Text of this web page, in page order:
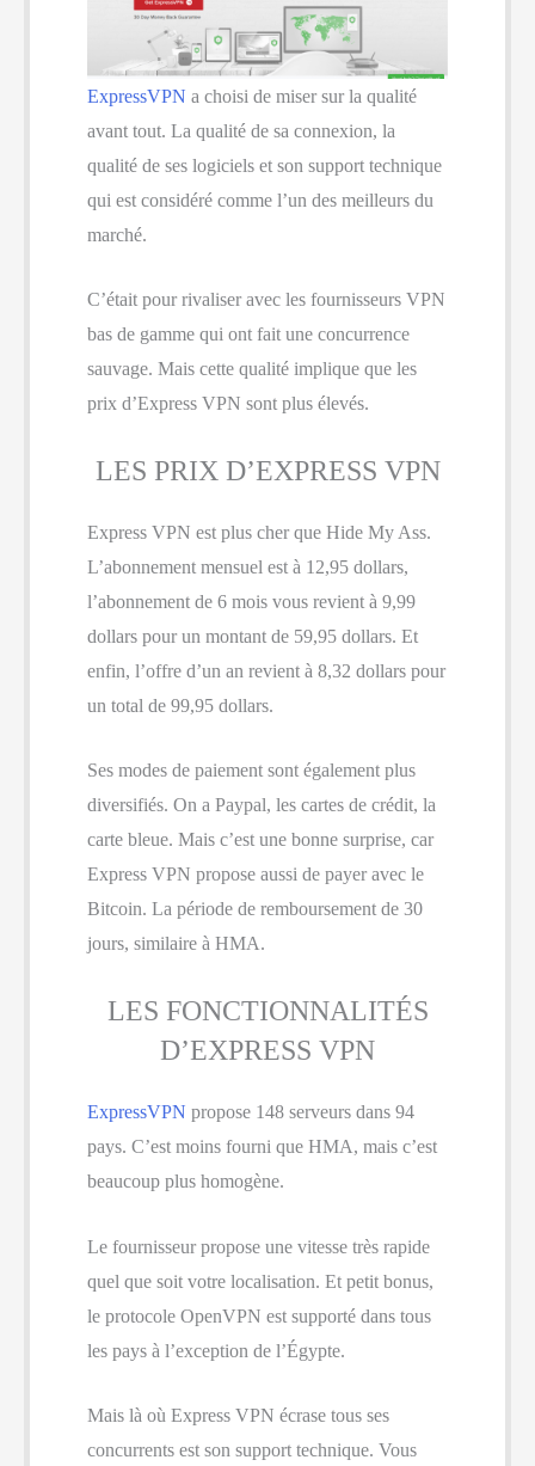
ExpressVPN a choisi de miser sur la qualité
avant tout. La qualité de sa connexion, la
qualité de ses logiciels et son support technique
qui est considéré comme l’un des meilleurs du
marché.
C’était pour rivaliser avec les fournisseurs VPN
bas de gamme qui ont fait une concurrence
sauvage. Mais cette qualité implique que les
prix d’Express VPN sont plus élevés.
LES PRIX D’EXPRESS VPN
Express VPN est plus cher que Hide My Ass.
L’abonnement mensuel est à 12,95 dollars,
l’abonnement de 6 mois vous revient à 9,99
dollars pour un montant de 59,95 dollars. Et
enfin, l’offre d’un an revient à 8,32 dollars pour
un total de 99,95 dollars.
Ses modes de paiement sont également plus
diversifiés. On a Paypal, les cartes de crédit, la
carte bleue. Mais c’est une bonne surprise, car
Express VPN propose aussi de payer avec le
Bitcoin. La période de remboursement de 30
jours, similaire à HMA.
LES FONCTIONNALITÉS
D’EXPRESS VPN
ExpressVPN propose 148 serveurs dans 94
pays. C’est moins fourni que HMA, mais c’est
beaucoup plus homogène.
Le fournisseur propose une vitesse très rapide
quel que soit votre localisation. Et petit bonus,
le protocole OpenVPN est supporté dans tous
les pays à l’exception de l’Égypte.
Mais là où Express VPN écrase tous ses
concurrents est son support technique. Vous